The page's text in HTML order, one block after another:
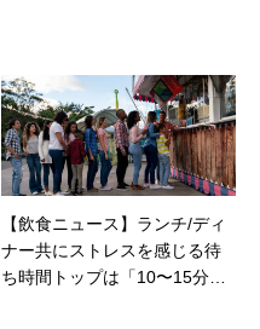
【飲食ニュース】ランチ/ディ
ナー共にストレスを感じる待
ち時間トップは「10〜15分未